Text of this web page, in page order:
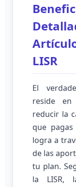
LISR
El
reside en
reducir la
que
logra a
de las
tu plan.
la LISR,